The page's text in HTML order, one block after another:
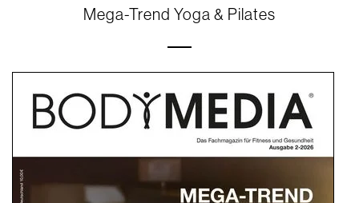
Mega-Trend Yoga & Pilates